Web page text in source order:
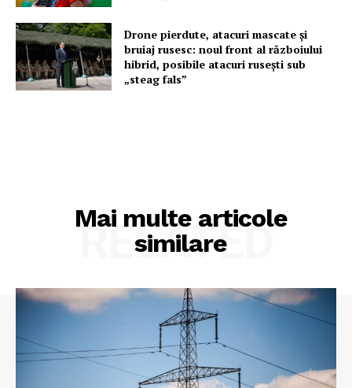
Drone pierdute, atacuri mascate și
bruiaj rusesc: noul front al războiului
hibrid, posibile atacuri rusești sub
„steag fals”
Mai multe articole
similare
RELATED